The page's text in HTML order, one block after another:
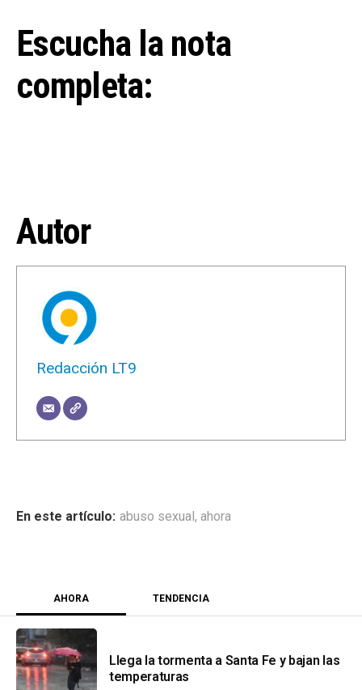
Escucha la nota
completa:
Autor
Redacción LT9
abuso sexual, ahora
AHORA TENDENCIA
Llega la tormenta a Santa Fe y bajan las
temperaturas